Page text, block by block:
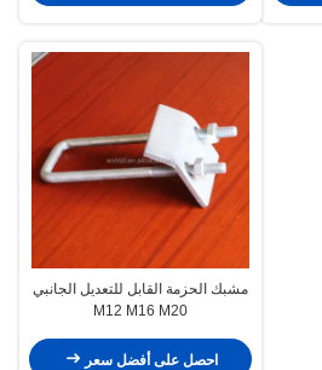
مشبك الحزمة القابل للتعديل الجانبي
M12 M16 M20
احصل على أفضل سعر